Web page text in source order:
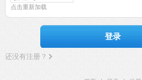
点击重新加载
登录
还没有注册？